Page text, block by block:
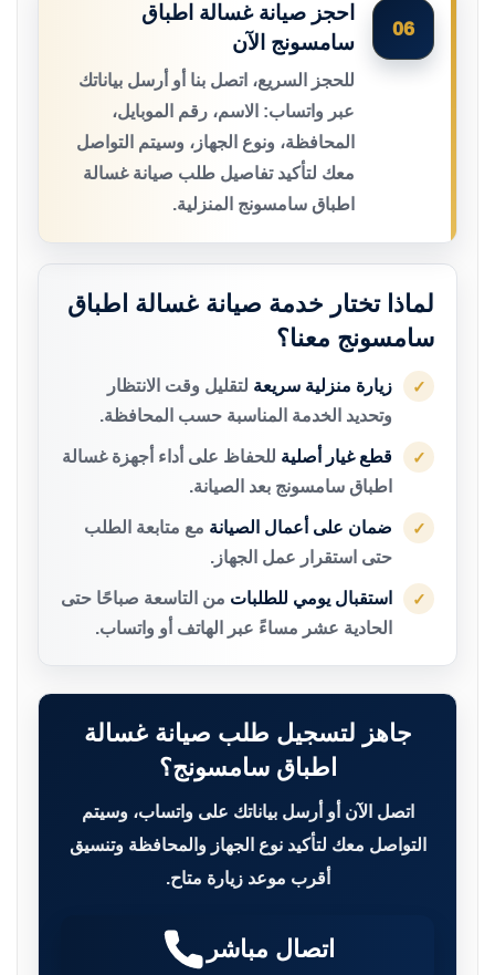
06
احجز صيانة غسالة اطباق
سامسونج الآن
للحجز السريع، اتصل بنا أو أرسل بياناتك
عبر واتساب: الاسم، رقم الموبايل،
المحافظة، ونوع الجهاز، وسيتم التواصل
معك لتأكيد تفاصيل طلب صيانة غسالة
اطباق سامسونج المنزلية.
لماذا تختار خدمة صيانة غسالة اطباق
سامسونج معنا؟
✓ زيارة منزلية سريعة لتقليل وقت الانتظار
وتحديد الخدمة المناسبة حسب المحافظة.
✓ قطع غيار أصلية للحفاظ على أداء أجهزة غسالة
اطباق سامسونج بعد الصيانة.
✓ ضمان على أعمال الصيانة مع متابعة الطلب
حتى استقرار عمل الجهاز.
✓ استقبال يومي للطلبات من التاسعة صباحًا حتى
الحادية عشر مساءً عبر الهاتف أو واتساب.
جاهز لتسجيل طلب صيانة غسالة
اطباق سامسونج؟
اتصل الآن أو أرسل بياناتك على واتساب، وسيتم
التواصل معك لتأكيد نوع الجهاز والمحافظة وتنسيق
أقرب موعد زيارة متاح.
اتصال مباشر